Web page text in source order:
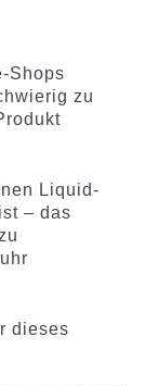
Shops
zu
Liquid-
– das
dieses